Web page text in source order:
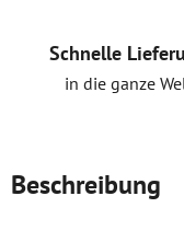
Schnelle
in die ganze
Beschreibung